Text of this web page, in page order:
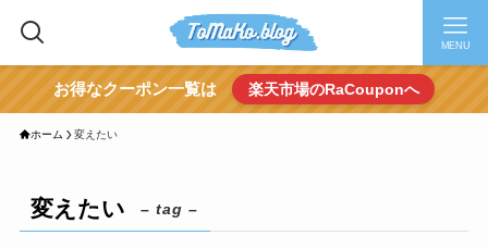
MENU
お得なクーポン一覧は 楽天市場のRaCouponへ
ホーム 変えたい
変えたい – tag –